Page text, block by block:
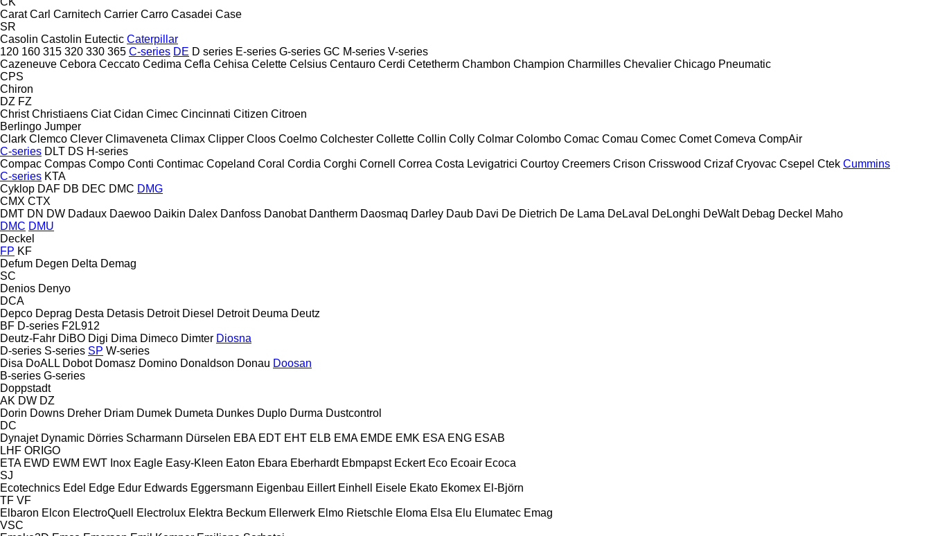
Carat Carl Carnitech Carrier Carro Casadei Case
SR
Casolin Castolin Eutectic Caterpillar
120 160 315 320 330 365 C-series DE D series E-series G-series GC M-series V-series
Cazeneuve Cebora Ceccato Cedima Cefla Cehisa Celette Celsius Centauro Cerdi Cetetherm Chambon Champion Charmilles Chevalier Chicago Pneumatic
CPS
Chiron
DZ FZ
Christ Christiaens Ciat Cidan Cimec Cincinnati Citizen Citroen
Berlingo Jumper
Clark Clemco Clever Climaveneta Climax Clipper Cloos Coelmo Colchester Collette Collin Colly Colmar Colombo Comac Comau Comec Comet Comeva CompAir
C-series DLT DS H-series
Compac Compas Compo Conti Contimac Copeland Coral Cordia Corghi Cornell Correa Costa Levigatrici Courtoy Creemers Crison Crisswood Crizaf Cryovac Csepel Ctek Cummins
C-series KTA
Cyklop DAF DB DEC DMC DMG
CMX CTX
DMT DN DW Dadaux Daewoo Daikin Dalex Danfoss Danobat Dantherm Daosmaq Darley Daub Davi De Dietrich De Lama DeLaval DeLonghi DeWalt Debag Deckel Maho
DMC DMU
Deckel
FP KF
Defum Degen Delta Demag
SC
Denios Denyo
DCA
Depco Deprag Desta Detasis Detroit Diesel Detroit Deuma Deutz
BF D-series F2L912
Deutz-Fahr DiBO Digi Dima Dimeco Dimter Diosna
D-series S-series SP W-series
Disa DoALL Dobot Domasz Domino Donaldson Donau Doosan
B-series G-series
Doppstadt
AK DW DZ
Dorin Downs Dreher Driam Dumek Dumeta Dunkes Duplo Durma Dustcontrol
DC
Dynajet Dynamic Dörries Scharmann Dürselen EBA EDT EHT ELB EMA EMDE EMK ESA ENG ESAB
LHF ORIGO
ETA EWD EWM EWT Inox Eagle Easy-Kleen Eaton Ebara Eberhardt Ebmpapst Eckert Eco Ecoair Ecoca
SJ
Ecotechnics Edel Edge Edur Edwards Eggersmann Eigenbau Eillert Einhell Eisele Ekato Ekomex El-Björn
TF VF
Elbaron Elcon ElectroQuell Electrolux Elektra Beckum Ellerwerk Elmo Rietschle Eloma Elsa Elu Elumatec Emag
VSC